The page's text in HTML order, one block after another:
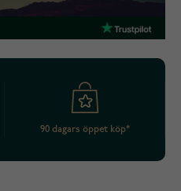
90 dagars öppet köp*